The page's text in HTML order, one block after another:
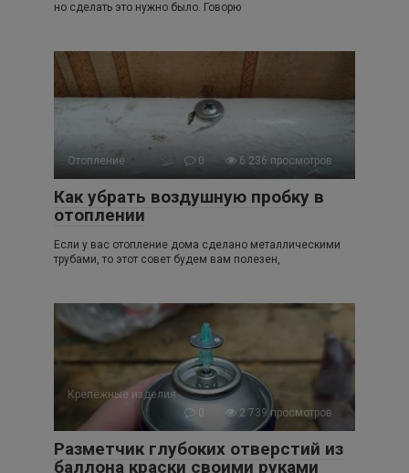
но сделать это нужно было. Говорю
Отопление 0 6 236 просмотров
Как убрать воздушную пробку в
отоплении
Если у вас отопление дома сделано металлическими
трубами, то этот совет будем вам полезен,
Крепёжные изделия
0
2 739 просмотров
Разметчик глубоких отверстий из
баллона краски своими руками